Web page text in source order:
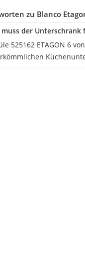
zu Blanco
der Unterschrank
525162 ETAGON 6